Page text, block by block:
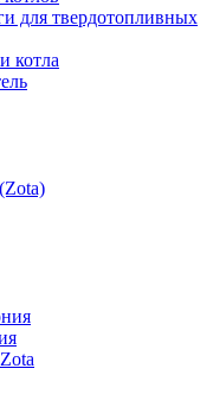
для твердотопливных
котла